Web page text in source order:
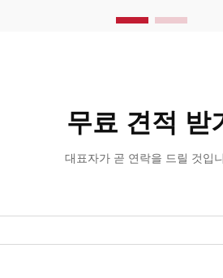
무료 견적 받
대표자가 곧 연락을 드릴 것입